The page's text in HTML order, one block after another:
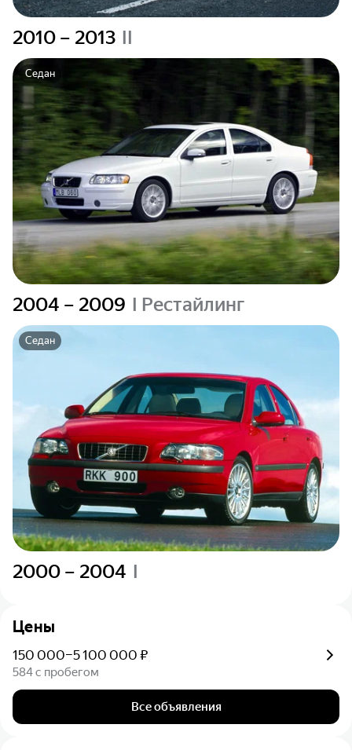
2010 – 2013 II
Седан
2004 – 2009 I Рестайлинг
Седан
2000 – 2004 I
Цены
150 000–5 100 000 ₽
584 с пробегом
Все объявления